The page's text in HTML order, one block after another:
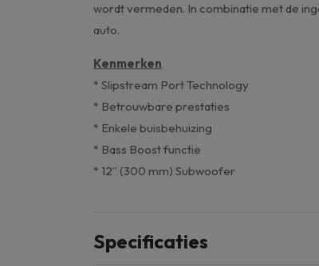
wordt vermeden. In combinatie met de
auto.
Kenmerken
* Slipstream Port Technology
* Betrouwbare prestaties
* Enkele buisbehuizing
* Bass Boost functie
* 12” (300 mm) Subwoofer
Specificaties